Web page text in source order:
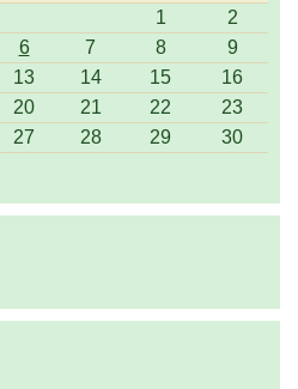
1
2
6 7 8
9
13 14 15
16
20 21 22
23
27 28 29
30